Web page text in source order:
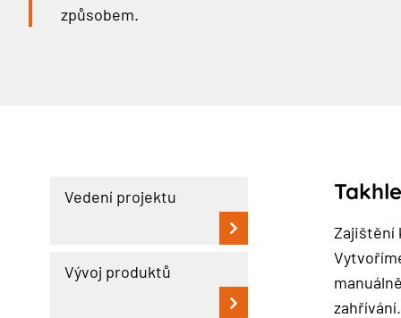
způsobem.
Vedení projektu
Vývoj produktů
Zajištění